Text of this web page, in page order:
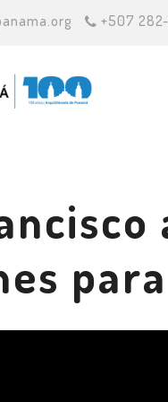
+507